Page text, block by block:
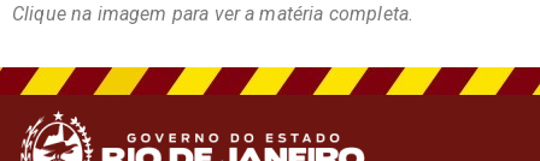
Clique na imagem para ver a matéria completa.